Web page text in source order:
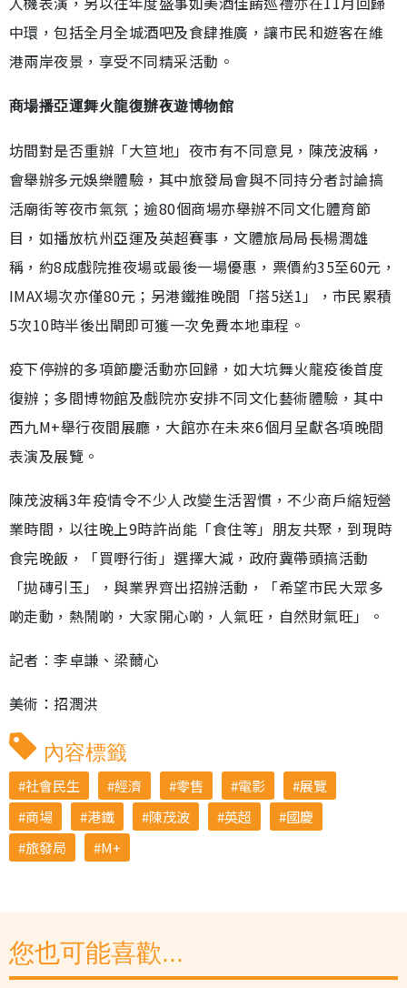
中環，包括全月全城酒吧及食肆推廣，讓市民和遊客在維
港兩岸夜景，享受不同精采活動。
商場播亞運舞火龍復辦夜遊博物館
坊間對是否重辦「大笪地」夜市有不同意見，陳茂波稱，
會舉辦多元娛樂體驗，其中旅發局會與不同持分者討論搞
活廟街等夜市氣氛；逾80個商場亦舉辦不同文化體育節
目，如播放杭州亞運及英超賽事，文體旅局局長楊潤雄
稱，約8成戲院推夜場或最後一場優惠，票價約35至60元，
IMAX場次亦僅80元；另港鐵推晚間「搭5送1」，市民累積
5次10時半後出閘即可獲一次免費本地車程。
疫下停辦的多項節慶活動亦回歸，如大坑舞火龍疫後首度
復辦；多間博物館及戲院亦安排不同文化藝術體驗，其中
西九M+舉行夜間展廳，大館亦在未來6個月呈獻各項晚間
表演及展覽。
陳茂波稱3年疫情令不少人改變生活習慣，不少商戶縮短營
業時間，以往晚上9時許尚能「食住等」朋友共聚，到現時
食完晚飯，「買嘢行街」選擇大減，政府冀帶頭搞活動
「拋磚引玉」，與業界齊出招辦活動，「希望市民大眾多
啲走動，熱鬧啲，大家開心啲，人氣旺，自然財氣旺」。
記者︰李卓謙、梁薾心
美術：招潤洪
內容標籤
社會民生 經濟 零售 電影
展覽
商場
港鐵 陳茂波 英超
國慶
旅發局
M+
您也可能喜歡...